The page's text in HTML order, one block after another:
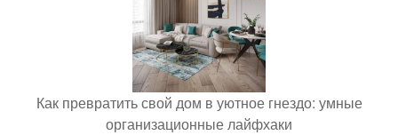
Как превратить свой дом в уютное гнездо: умные
организационные лайфхаки